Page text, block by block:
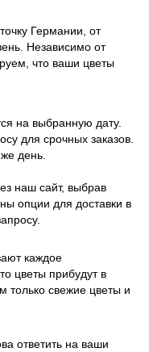
Германии, от
Независимо от
что ваши цветы
на выбранную дату.
для срочных заказов.
день.
наш сайт, выбрав
опции для доставки в
каждое
цветы прибудут в
только свежие цветы и
ответить на ваши